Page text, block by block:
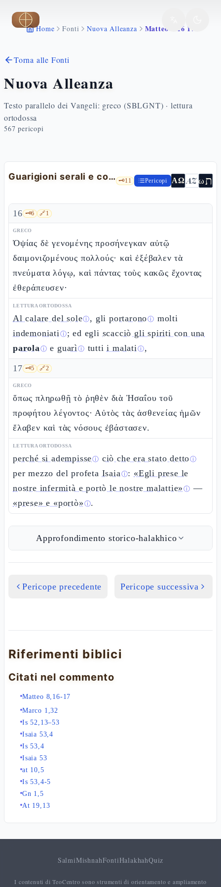
Vai al contenuto principale
Home Fonti Nuova Alleanza Matteo 8 16 17
Torna alle Fonti
Nuova Alleanza
Testo parallelo dei Vangeli: greco (SBLGNT) · lettura
ortodossa
567 pericopi
Guarigioni serali e compimento della profezia 🗝️11 Pericopi ΑΩ AZωת
16 🗝️6 🔗1
GRECO
Ὀψίας δὲ γενομένης προσήνεγκαν αὐτῷ
δαιμονιζομένους πολλούς· καὶ ἐξέβαλεν τὰ
πνεύματα λόγῳ, καὶ πάντας τοὺς κακῶς ἔχοντας
ἐθεράπευσεν·
LETTURA ORTODOSSA
Al calare del soleⓘ, gliportaronoⓘ molti
indemoniatiⓘ; ed egli scacciò gli spiriti con una
parolaⓘ e guarìⓘ tuttii malatiⓘ,
17 🗝️5 🔗2
GRECO
ὅπως πληρωθῇ τὸ ῥηθὲν διὰ Ἠσαΐου τοῦ
προφήτου λέγοντος· Αὐτὸς τὰς ἀσθενείας ἡμῶν
ἔλαβεν καὶ τὰς νόσους ἐβάστασεν.
LETTURA ORTODOSSA
perché si adempisseⓘ ciò che era stato dettoⓘ
per mezzo del profeta Isaiaⓘ: «Egli prese le
nostre infermità e portò le nostre malattie» ⓘ —
«prese» e «portò» ⓘ.
Approfondimento storico-halakhico
Pericope precedente Pericope successiva
Riferimenti biblici
Citati nel commento
Matteo 8,16-17
Marco 1,32
Is 52,13–53
Isaia 53,4
Is 53,4
Isaia 53
at 10,5
Is 53,4-5
Gn 1,5
At 19,13
SalmiMishnahFontiHalakhahQuiz
I contenuti di TeoCentro sono strumenti di orientamento e ampliamento